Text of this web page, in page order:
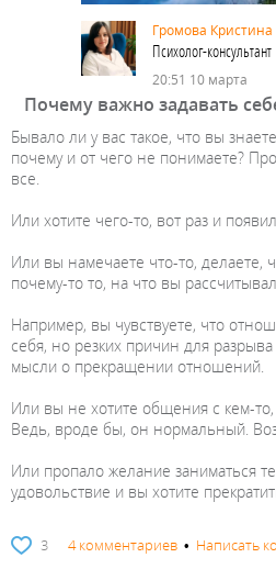
Громова Кристина
Психолог-консультант
20:51 10 марта
Почему важно задавать
Бывало ли у вас такое, что вы
почему и от чего не понимаете?
все.
Или хотите чего-то, вот раз и
Или вы намечаете что-то, делаете,
почему-то то, на что вы
Например, вы чувствуете, что
себя, но резких причин для
мысли о прекращении отношений.
Или вы не хотите общения с кем-
Ведь, вроде бы, он нормальный.
Или пропало желание заниматься
удовольствие и вы хотите
3 4 комментариев • Написать